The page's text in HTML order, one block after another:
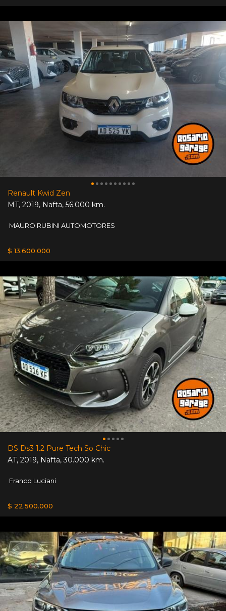
Renault Kwid Zen
MT, 2019, Nafta, 56.000 km.
MAURO RUBINI AUTOMOTORES
$ 13.600.000
DS Ds3 1.2 Pure Tech So Chic
AT, 2019, Nafta,30.000 km.
Franco Luciani
$ 22.500.000